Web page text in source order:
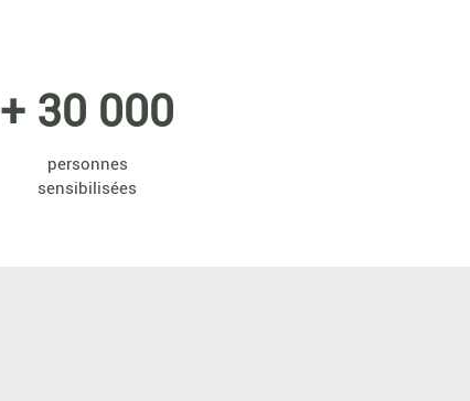
+ 30 000
personnes
sensibilisées